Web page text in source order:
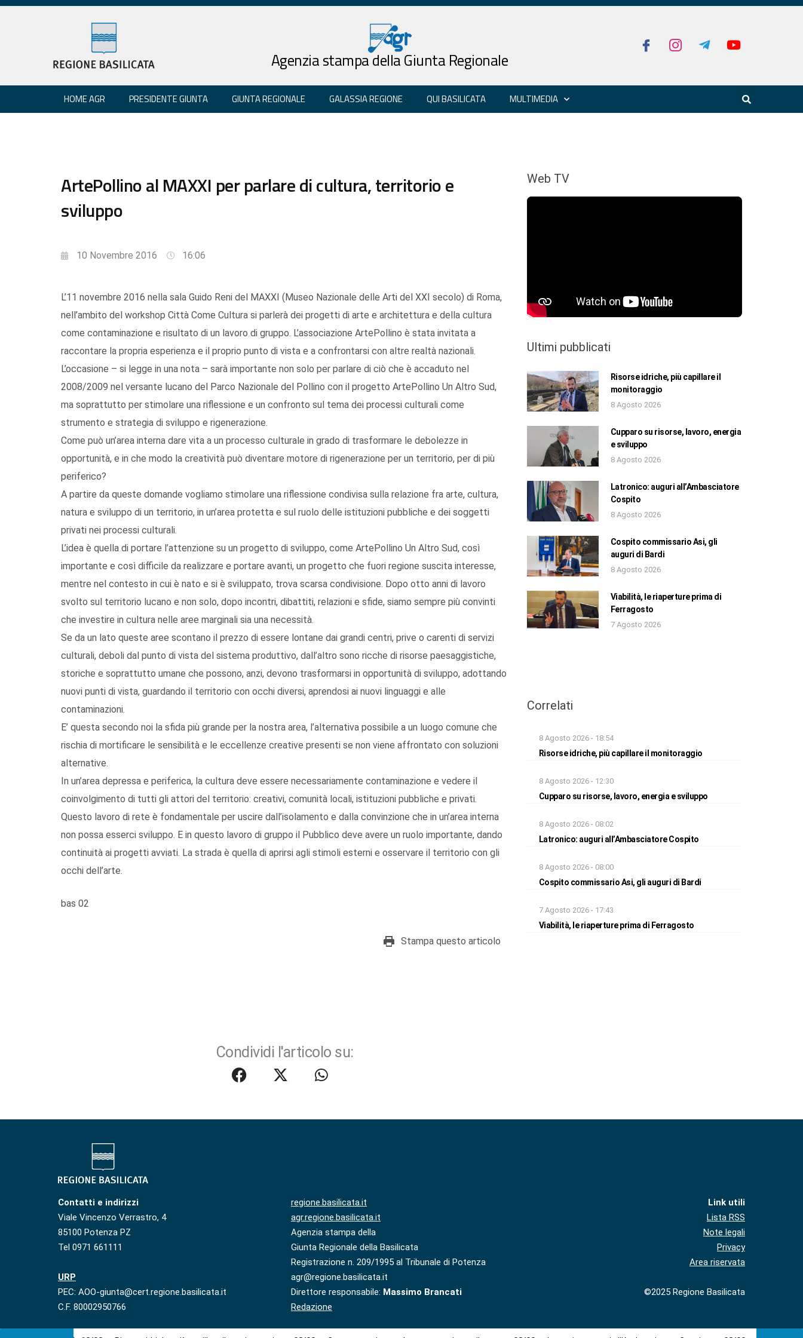
Agenzia stampa della Giunta Regionale
HOME AGR PRESIDENTE GIUNTA GIUNTA REGIONALE GALASSIA REGIONE QUI BASILICATA MULTIMEDIA
ArtePollino al MAXXI per parlare di cultura, territorio e
sviluppo
10 Novembre 2016 16:06
L’11 novembre 2016 nella sala Guido Reni del MAXXI (Museo Nazionale delle Arti del XXI secolo) di Roma,
nell’ambito del workshop Città Come Cultura si parlerà dei progetti di arte e architettura e della cultura
come contaminazione e risultato di un lavoro di gruppo. L’associazione ArtePollino è stata invitata a
raccontare la propria esperienza e il proprio punto di vista e a confrontarsi con altre realtà nazionali.
L’occasione – si legge in una nota – sarà importante non solo per parlare di ciò che è accaduto nel
2008/2009 nel versante lucano del Parco Nazionale del Pollino con il progetto ArtePollino Un Altro Sud,
ma soprattutto per stimolare una riflessione e un confronto sul tema dei processi culturali come
strumento e strategia di sviluppo e rigenerazione.
Come può un’area interna dare vita a un processo culturale in grado di trasformare le debolezze in
opportunità, e in che modo la creatività può diventare motore di rigenerazione per un territorio, per di più
periferico?
A partire da queste domande vogliamo stimolare una riflessione condivisa sulla relazione fra arte, cultura,
natura e sviluppo di un territorio, in un’area protetta e sul ruolo delle istituzioni pubbliche e dei soggetti
privati nei processi culturali.
L’idea è quella di portare l’attenzione su un progetto di sviluppo, come ArtePollino Un Altro Sud, così
importante e così difficile da realizzare e portare avanti, un progetto che fuori regione suscita interesse,
mentre nel contesto in cui è nato e si è sviluppato, trova scarsa condivisione. Dopo otto anni di lavoro
svolto sul territorio lucano e non solo, dopo incontri, dibattiti, relazioni e sfide, siamo sempre più convinti
che investire in cultura nelle aree marginali sia una necessità.
Se da un lato queste aree scontano il prezzo di essere lontane dai grandi centri, prive o carenti di servizi
culturali, deboli dal punto di vista del sistema produttivo, dall’altro sono ricche di risorse paesaggistiche,
storiche e soprattutto umane che possono, anzi, devono trasformarsi in opportunità di sviluppo, adottando
nuovi punti di vista, guardando il territorio con occhi diversi, aprendosi ai nuovi linguaggi e alle
contaminazioni.
E’ questa secondo noi la sfida più grande per la nostra area, l’alternativa possibile a un luogo comune che
rischia di mortificare le sensibilità e le eccellenze creative presenti se non viene affrontato con soluzioni
alternative.
In un’area depressa e periferica, la cultura deve essere necessariamente contaminazione e vedere il
coinvolgimento di tutti gli attori del territorio: creativi, comunità locali, istituzioni pubbliche e privati.
Questo lavoro di rete è fondamentale per uscire dall’isolamento e dalla convinzione che in un’area interna
non possa esserci sviluppo. E in questo lavoro di gruppo il Pubblico deve avere un ruolo importante, dando
continuità ai progetti avviati. La strada è quella di aprirsi agli stimoli esterni e osservare il territorio con gli
occhi dell’arte.
bas 02
Stampa questo articolo
Condividi l'articolo su:
Web TV
Ultimi pubblicati
Risorse idriche, più capillare il
monitoraggio
8 Agosto 2026
Cupparo su risorse, lavoro, energia
e sviluppo
8 Agosto 2026
Latronico: auguri all’Ambasciatore
Cospito
8 Agosto 2026
Cospito commissario Asi, gli
auguri di Bardi
8 Agosto 2026
Viabilità, le riaperture prima di
Ferragosto
7 Agosto 2026
Correlati
8 Agosto 2026 - 18:54
Risorse idriche, più capillare il monitoraggio
8 Agosto 2026 - 12:30
Cupparo su risorse, lavoro, energia e sviluppo
8 Agosto 2026 - 08:02
Latronico: auguri all’Ambasciatore Cospito
8 Agosto 2026 - 08:00
Cospito commissario Asi, gli auguri di Bardi
7 Agosto 2026 - 17:43
Viabilità, le riaperture prima di Ferragosto
Contatti e indirizzi
Viale Vincenzo Verrastro, 4
85100 Potenza PZ
Tel 0971 661111
URP
PEC: AOO-giunta@cert.regione.basilicata.it
C.F. 80002950766
regione.basilicata.it
agr.regione.basilicata.it
Agenzia stampa della
Giunta Regionale della Basilicata
Registrazione n. 209/1995 al Tribunale di Potenza
agr@regione.basilicata.it
Direttore responsabile: Massimo Brancati
Redazione
Link utili
Lista RSS
Note legali
Privacy
Area riservata
©2025 Regione Basilicata